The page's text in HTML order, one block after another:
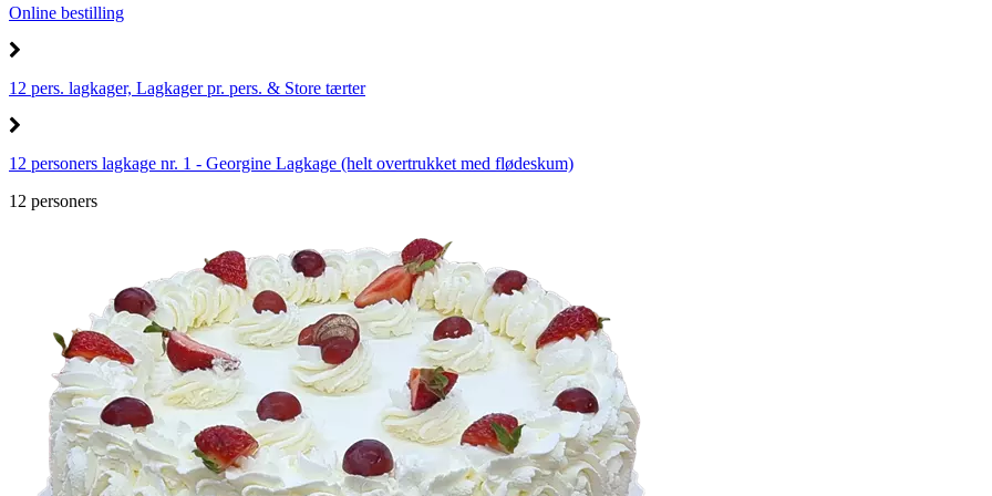
Online bestilling
12 pers. lagkager, Lagkager pr. pers. & Store tærter
12 personers lagkage nr. 1 - Georgine Lagkage (helt overtrukket med flødeskum)
12 personers